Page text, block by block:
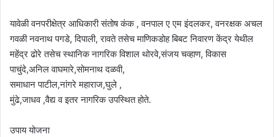
यावेळी वनपरीक्षेत्र आधिकारी संतोष कंक , वनपाल ए एम इंदलकर, वनरक्षक अचल
गवळी नवनाथ पगडे, दिपाली, रावते तसेच माणिकडोह बिबट निवारण केंद्र येथील
महेंद्र ढोरे तसेच स्थानिक नागरिक विशाल थोरवे,संजय चव्हाण, विकास
पाचुंदे,अनिल वाघमारे,सोमनाथ दळवी,
समाधान पाटील,नांगरे महाराज,घुले ,
मुंढे,जाधव ,वैद्य व इतर नागरिक उपस्थित होते.
उपाय योजना